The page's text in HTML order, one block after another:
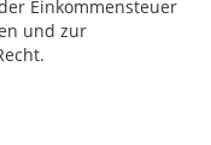
Einkommensteuer
und zur